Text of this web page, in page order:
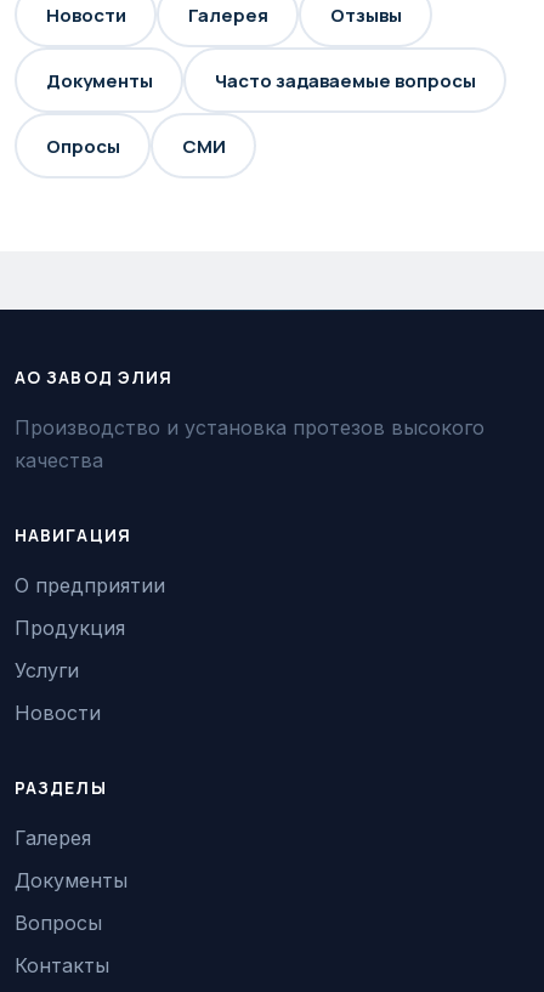
Новости Галерея Отзывы
Документы Часто задаваемые вопросы
Опросы СМИ
АО ЗАВОД ЭЛИЯ
Производство и установка протезов высокого
качества
НАВИГАЦИЯ
О предприятии
Продукция
Услуги
Новости
РАЗДЕЛЫ
Галерея
Документы
Вопросы
Контакты